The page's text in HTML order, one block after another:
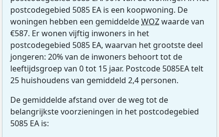
postcodegebied 5085 EA is een koopwoning. De
woningen hebben een gemiddeldeWOZwaarde van
€587. Er wonen vijftig inwoners in het
postcodegebied 5085 EA, waarvan het grootste deel
jongeren: 20% van de inwoners behoort tot de
leeftijdsgroep van 0 tot 15 jaar. Postcode 5085EA telt
25 huishoudens van gemiddeld 2,4 personen.
De gemiddelde afstand over de weg tot de
belangrijkste voorzieningen in het postcodegebied
5085 EA is: